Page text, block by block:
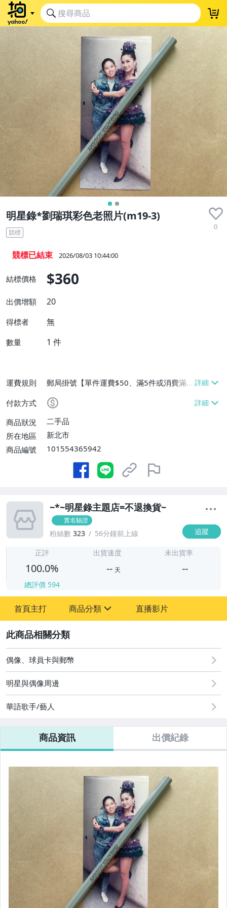
明星錄*劉瑞琪彩色老照片(m19-3)
0
競標
競標已結束 2026/08/03 10:44:00
結標價格 $360
出價增額 20
得標者 無
數量 1 件
運費規則
郵局掛號【單件運費$50、滿5件或消費滿
$10000免運費】
付款方式
商品狀況
二手品
所在地區
新北市
商品編號
101554365942
~*~明星錄主題店=不退換貨~
實名驗證
粉絲數 323 56分鐘前上線 追蹤
正評
100.0%
總評價 594
出貨速度
-- 天
未出貨率
--
首頁主打 商品分類
圖書/影音/文具
古董、藝術與礦石
電玩遊戲與主機
直播影片
偶像、球員卡與郵幣
明星與偶像周邊
華語歌手/藝人
商品資訊 出價紀錄